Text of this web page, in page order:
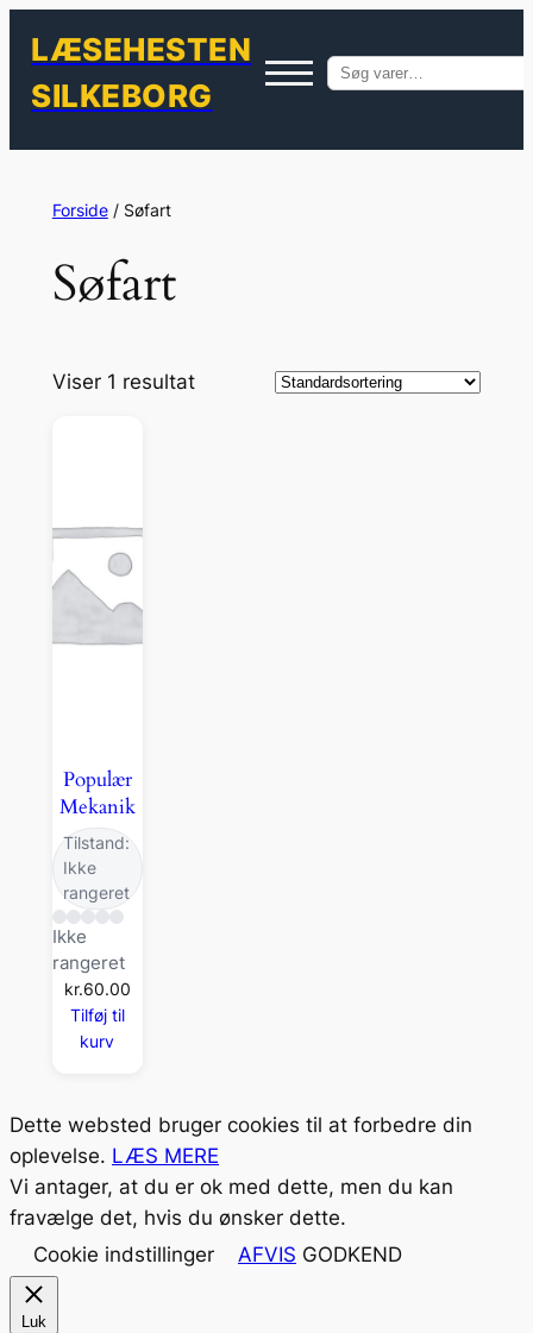
LÆSEHESTEN
SILKEBORG
Søg
indhold
Forside/ Søfart
Søfart
Viser 1 resultat
Populær
Mekanik
Tilstand:
Ikke
rangeret
Ikke
rangeret
kr.60.00
Tilføj til
kurv
Dette websted bruger cookies til at forbedre din
oplevelse. LÆS MERE
Vi antager, at du er ok med dette, men du kan
fravælge det, hvis du ønsker dette.
Cookie indstillinger
AFVIS GODKEND
Luk